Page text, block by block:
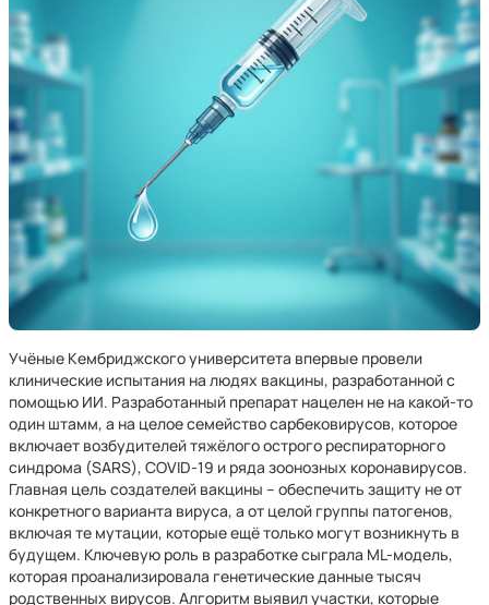
Учёные Кембриджского университета впервые провели
клинические испытания на людях вакцины, разработанной с
помощью ИИ. Разработанный препарат нацелен не на какой-то
один штамм, а на целое семейство сарбековирусов, которое
включает возбудителей тяжёлого острого респираторного
синдрома (SARS), COVID-19 и ряда зоонозных коронавирусов.
Главная цель создателей вакцины – обеспечить защиту не от
конкретного варианта вируса, а от целой группы патогенов,
включая те мутации, которые ещё только могут возникнуть в
будущем. Ключевую роль в разработке сыграла ML-модель,
которая проанализировала генетические данные тысяч
родственных вирусов. Алгоритм выявил участки, которые